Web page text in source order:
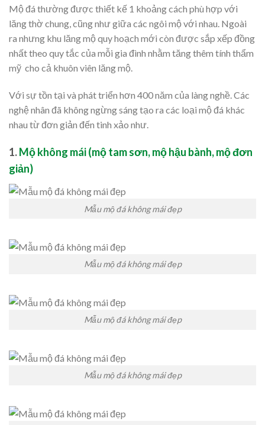
Mộ đá thường được thiết kế 1 khoảng cách phù hợp với
lăng thờ chung, cũng như giữa các ngôi mộ với nhau. Ngoài
ra nhưng khu lăng mộ quy hoạch mới còn được sắp xếp đồng
nhất theo quy tắc của mỗi gia đình nhằm tăng thêm tính thẩm
mỹ cho cả khuôn viên lăng mộ.
Với sự tồn tại và phát triển hơn 400 năm của làng nghề. Các
nghệ nhân đã không ngừng sáng tạo ra các loại mộ đá khác
nhau từ đơn giản đến tinh xảo như.
1.Mộ không mái (mộ tam sơn, mộ hậu bành, mộ đơn
giản)
Mẫu mộ đá không mái đẹp
Mẫu mộ đá không mái đẹp
Mẫu mộ đá không mái đẹp
Mẫu mộ đá không mái đẹp